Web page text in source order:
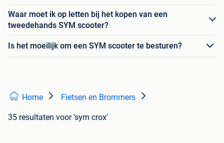
Waar moet ik op letten bij het kopen van een
tweedehands SYM scooter?
Is het moeilijk om een SYM scooter te besturen?
Home Fietsen en Brommers
35 resultaten voor 'sym crox'